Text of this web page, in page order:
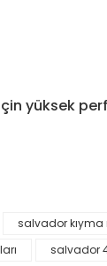
yüksek
ilk yorumu siz
öneri
salvador kıyma
salvador